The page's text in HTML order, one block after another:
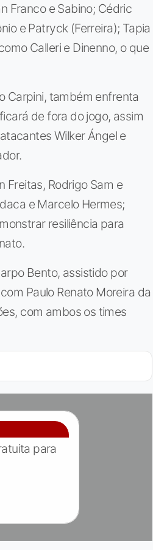
Franco e Sabino; Cédric
e Patryck (Ferreira); Tapia
Calleri e Dinenno, o que
Carpini, também enfrenta
de fora do jogo, assim
Wilker Ángel e
Freitas, Rodrigo Sam e
e Marcelo Hermes;
resiliência para
Bento, assistido por
Paulo Renato Moreira da
com ambos os times
para